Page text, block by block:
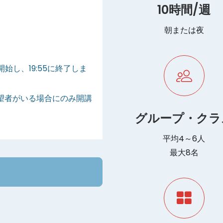
し、19:55に終了しま
者がいる場合にのみ開講
10時間/週
朝または夜
グループ・ク
平均4～6人
最大8名